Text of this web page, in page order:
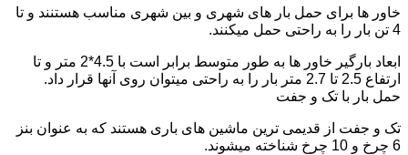
خاور ها برای حمل بار های شهری و بین شهری مناسب هستنند و تا
4 تن بار را به راحتی حمل میکنند.
ابعاد بارگیر خاور ها به طور متوسط برابر است با 4.5*2 متر و تا
ارتفاع 2.5 تا 2.7 متر بار را به راحتی میتوان روی آنها قرار داد.
حمل بار با تک و جفت
تک و جفت از قدیمی ترین ماشین های باری هستند که به عنوان بنز
6 چرخ و 10 چرخ شناخته میشوند.